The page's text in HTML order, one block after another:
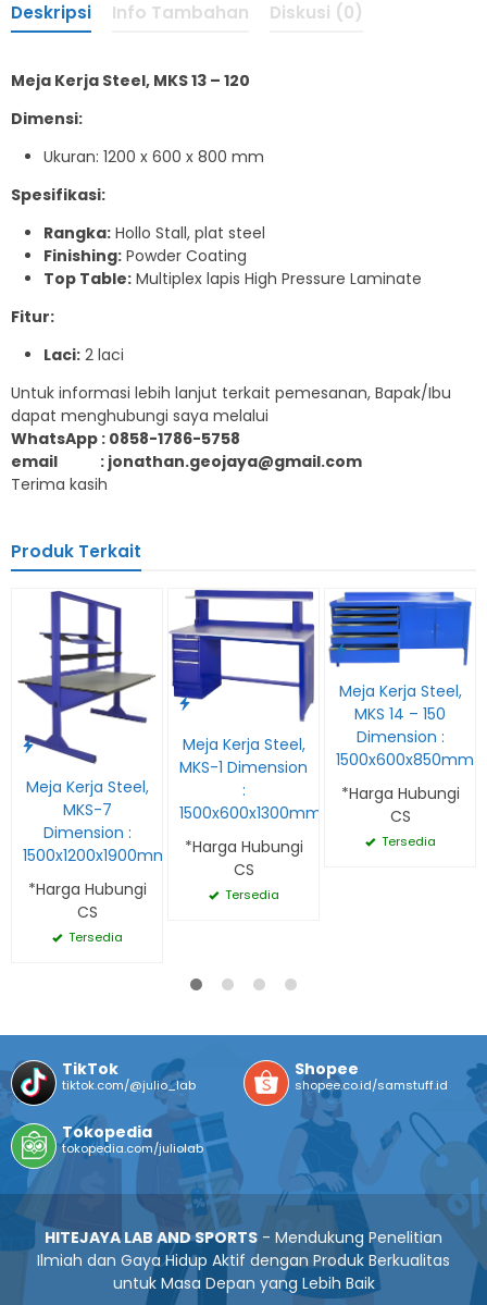
Deskripsi Info Tambahan Diskusi (0)
Meja Kerja Steel, MKS 13 – 120
Dimensi:
Ukuran: 1200 x 600 x 800 mm
Spesifikasi:
Rangka: Hollo Stall, plat steel
Finishing: Powder Coating
Top Table: Multiplex lapis High Pressure Laminate
Fitur:
Laci: 2 laci
Untuk informasi lebih lanjut terkait pemesanan, Bapak/Ibu
dapat menghubungi saya melalui
WhatsApp : 0858-1786-5758
email : jonathan.geojaya@gmail.com
Terima kasih
Produk Terkait
Meja Kerja Steel,
MKS-7
Dimension :
1500x1200x1900mm
*Harga Hubungi
CS
Tersedia
Meja Kerja Steel,
MKS-1 Dimension
:
1500x600x1300mm
*Harga Hubungi
CS
Tersedia
Meja Kerja Steel,
MKS 14 – 150
Dimension :
1500x600x850mm
*Harga Hubungi
CS
Tersedia
TikTok
tiktok.com/@julio_lab
Shopee
shopee.co.id/samstuff.id
Tokopedia
tokopedia.com/juliolab
HITEJAYA LAB AND SPORTS- Mendukung Penelitian
Ilmiah dan Gaya Hidup Aktif dengan Produk Berkualitas
untuk Masa Depan yang Lebih Baik